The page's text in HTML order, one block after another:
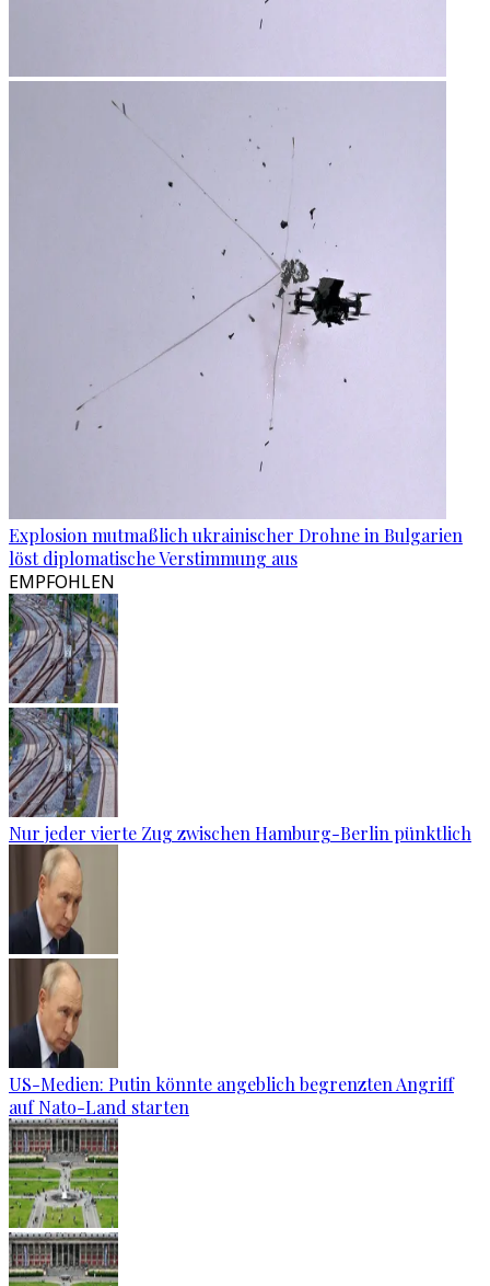
Explosion mutmaßlich ukrainischer Drohne in Bulgarien
löst diplomatische Verstimmung aus
EMPFOHLEN
Nur jeder vierte Zug zwischen Hamburg-Berlin pünktlich
US-Medien: Putin könnte angeblich begrenzten Angriff
auf Nato-Land starten